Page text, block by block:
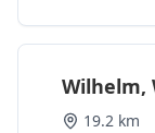
Wilhelm,
19.2 km